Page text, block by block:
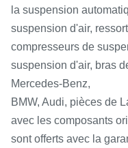
la suspension
suspension d'air,
compresseurs de
suspension d'air, bras
Mercedes-Benz,
BMW, Audi, pièces de
avec les composants
sont offerts avec la